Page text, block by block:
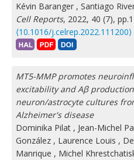
Kévin Baranger , Santiago
Cell Reports, 2022, 40 (7),
⟨10.1016/j.celrep.2022.111200⟩
MT5-MMP promotes
excitability and Aβ
neuron/astrocyte cultures
Alzheimer's disease
Dominika Pilat , Jean-Michel
González , Laurence Louis ,
Manrique , Michel